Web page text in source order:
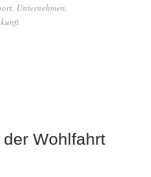
, Unternehmen,
Wohlfahrt